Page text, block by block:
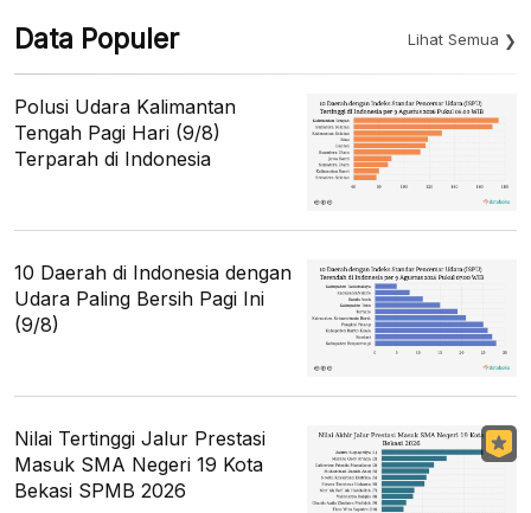
Data Populer Lihat Semua
Polusi Udara Kalimantan
Tengah Pagi Hari (9/8)
Terparah di Indonesia
10 Daerah di Indonesia dengan
Udara Paling Bersih Pagi Ini
(9/8)
Nilai Tertinggi Jalur Prestasi
Masuk SMA Negeri 19 Kota
Bekasi SPMB 2026